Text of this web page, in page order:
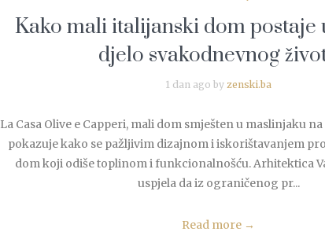
Kako mali italijanski dom postaje
djelo svakodnevnog
1 dan ago by zenski.ba
La Casa Olive e Capperi, mali dom smješten u maslinjaku
pokazuje kako se pažljivim dizajnom i iskorištavanjem
dom koji odiše toplinom i funkcionalnošću. Arhitektica
uspjela da iz ograničenog pr...
Read more →